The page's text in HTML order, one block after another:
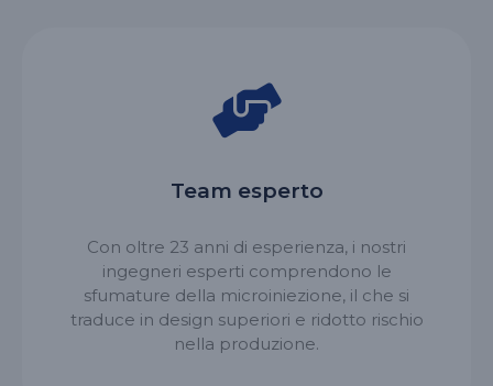
Team esperto
Con oltre 23 anni di esperienza, i nostri
ingegneri esperti comprendono le
sfumature della microiniezione, il che si
traduce in design superiori e ridotto rischio
nella produzione.